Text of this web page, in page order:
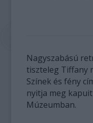
Nagyszabású
tiszteleg Tiffany
Színek és fény
nyitja meg
Múzeumban.